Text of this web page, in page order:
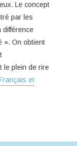
Le concept
par les
différence
». On obtient
le plein de rire
et